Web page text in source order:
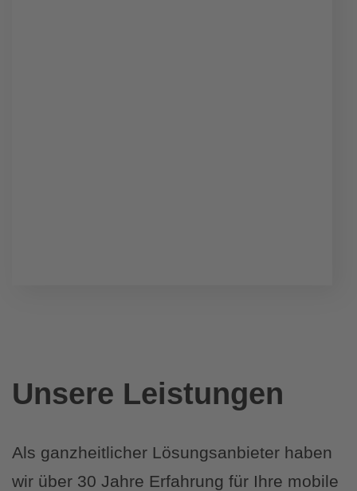
Unsere Leistungen
Als ganzheitlicher Lösungsanbieter haben
wir über 30 Jahre Erfahrung für Ihre mobile